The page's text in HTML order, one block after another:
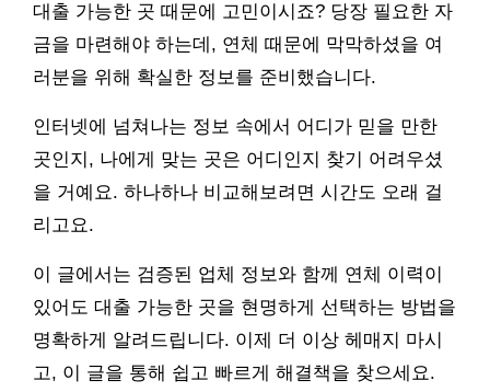
대출 가능한 곳 때문에 고민이시죠? 당장 필요한 자
금을 마련해야 하는데, 연체 때문에 막막하셨을 여
러분을 위해 확실한 정보를 준비했습니다.
인터넷에 넘쳐나는 정보 속에서 어디가 믿을 만한
곳인지, 나에게 맞는 곳은 어디인지 찾기 어려우셨
을 거예요. 하나하나 비교해보려면 시간도 오래 걸
리고요.
이 글에서는 검증된 업체 정보와 함께 연체 이력이
있어도 대출 가능한 곳을 현명하게 선택하는 방법을
명확하게 알려드립니다. 이제 더 이상 헤매지 마시
고, 이 글을 통해 쉽고 빠르게 해결책을 찾으세요.